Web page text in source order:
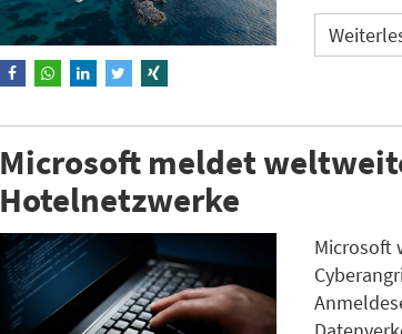
Microsoft meldet
Hotelnetzwerke
Microsoft